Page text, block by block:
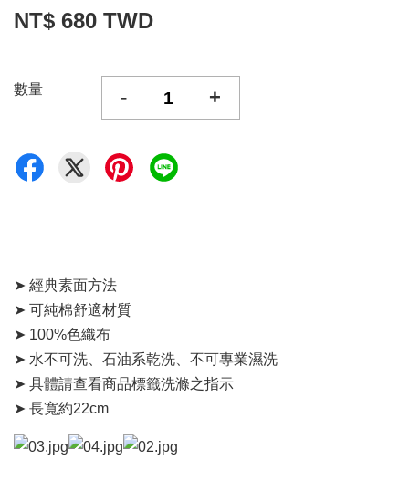
NT$ 680 TWD
數量 - +
➤ 經典素面方法
➤ 可純棉舒適材質
➤ 100%色織布
➤ 水不可洗、石油系乾洗、不可專業濕洗
➤ 具體請查看商品標籤洗滌之指示
➤ 長寬約22cm